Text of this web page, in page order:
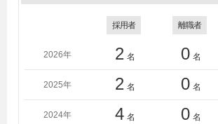
採用者 離職者
2026年 2 名 0 名
2025年 2 名 0 名
2024年 4 名 0 名